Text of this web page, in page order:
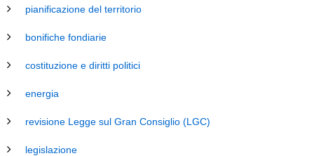
pianificazione del territorio
bonifiche fondiarie
costituzione e diritti politici
energia
revisione Legge sul Gran Consiglio (LGC)
legislazione